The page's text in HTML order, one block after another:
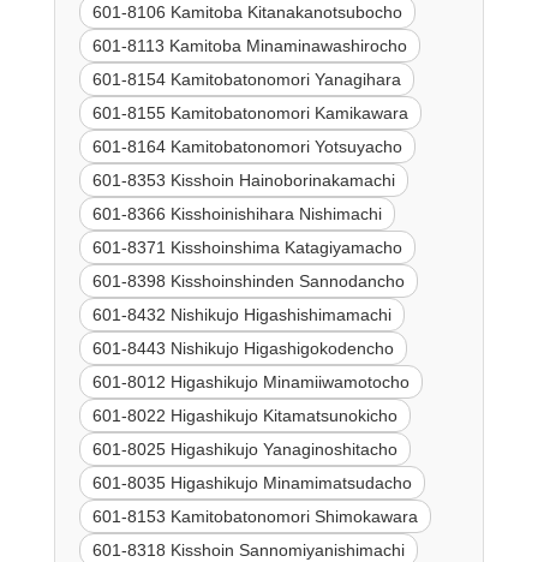
601-8106 Kamitoba Kitanakanotsubocho
601-8113 Kamitoba Minaminawashirocho
601-8154 Kamitobatonomori Yanagihara
601-8155 Kamitobatonomori Kamikawara
601-8164 Kamitobatonomori Yotsuyacho
601-8353 Kisshoin Hainoborinakamachi
601-8366 Kisshoinishihara Nishimachi
601-8371 Kisshoinshima Katagiyamacho
601-8398 Kisshoinshinden Sannodancho
601-8432 Nishikujo Higashishimamachi
601-8443 Nishikujo Higashigokodencho
601-8012 Higashikujo Minamiiwamotocho
601-8022 Higashikujo Kitamatsunokicho
601-8025 Higashikujo Yanaginoshitacho
601-8035 Higashikujo Minamimatsudacho
601-8153 Kamitobatonomori Shimokawara
601-8318 Kisshoin Sannomiyanishimachi